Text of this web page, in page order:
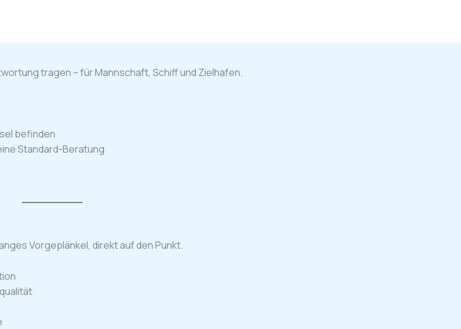
tragen – für Mannschaft, Schiff und Zielhafen.
befinden
Standard-Beratung
Vorgeplänkel, direkt auf den Punkt.